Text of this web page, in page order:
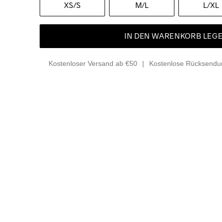
XS/S M/L L/XL
IN DEN WARENKORB
Kostenloser Versand ab €50 Kostenlose